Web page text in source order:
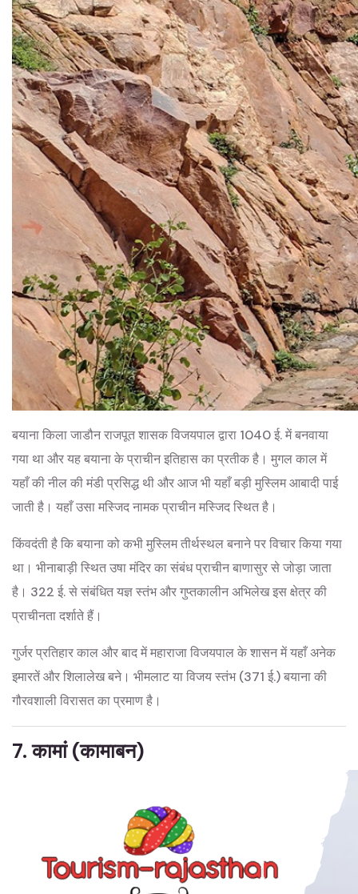
बयाना किला जाडौन राजपूत शासक विजयपाल द्वारा 1040 ई. में बनवाया
गया था और यह बयाना के प्राचीन इतिहास का प्रतीक है। मुगल काल में
यहाँ की नील की मंडी प्रसिद्ध थी और आज भी यहाँ बड़ी मुस्लिम आबादी पाई
जाती है। यहाँ उसा मस्जिद नामक प्राचीन मस्जिद स्थित है।
किंवदंती है कि बयाना को कभी मुस्लिम तीर्थस्थल बनाने पर विचार किया गया
था। भीनाबाड़ी स्थित उषा मंदिर का संबंध प्राचीन बाणासुर से जोड़ा जाता
है। 322 ई. से संबंधित यज्ञ स्तंभ और गुप्तकालीन अभिलेख इस क्षेत्र की
प्राचीनता दर्शाते हैं।
गुर्जर प्रतिहार काल और बाद में महाराजा विजयपाल के शासन में यहाँ अनेक
इमारतें और शिलालेख बने। भीमलाट या विजय स्तंभ (371 ई.) बयाना की
गौरवशाली विरासत का प्रमाण है।
7. कामां (कामाबन)